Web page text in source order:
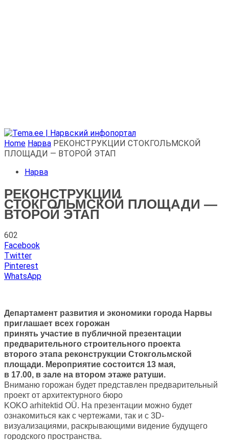
Home Нарва РЕКОНСТРУКЦИИ СТОКГОЛЬМСКОЙ
ПЛОЩАДИ — ВТОРОЙ ЭТАП
Нарва
РЕКОНСТРУКЦИИ
СТОКГОЛЬМСКОЙ ПЛОЩАДИ —
ВТОРОЙ ЭТАП
602
Facebook
Twitter
Pinterest
WhatsApp
Департамент развития и экономики города Нарвы
приглашает всех горожан
принять участие в публичной презентации
предварительного строительного проекта
второго этапа реконструкции Стокгольмской
площади. Мероприятие состоится 13 мая,
в 17.00, в зале на втором этаже ратуши.
Вниманю горожан будет представлен предварительный
проект от архитектурного бюро
KOKO arhitektid OÜ. На презентации можно будет
ознакомиться как с чертежами, так и с 3D-
визуализациями, раскрывающими видение будущего
городского пространства.